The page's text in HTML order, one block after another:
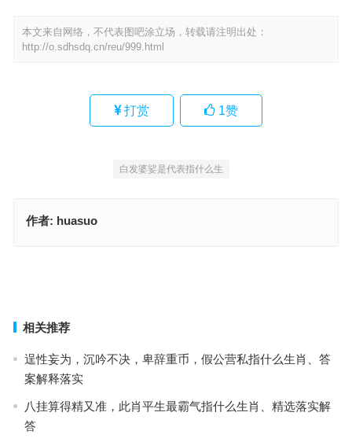
本文来自网络，不代表图吧涂立场，转载请注明出处：
http://o.sdhsdq.cn/reu/999.html
打赏 1赞
白发婆娑是代表指什么生
作者: huasuo
相关推荐
逞性妄为，沉吟不决，卑辞重币，假公营私指什么生肖、答
案解释落实
八挂算得精又准，此肖平生最霸气指什么生肖、精选落实解
答